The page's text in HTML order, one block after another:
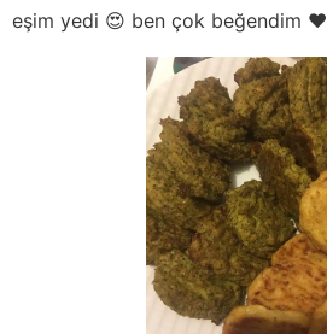
eşim yedi 😍 ben çok beğendim ♥️